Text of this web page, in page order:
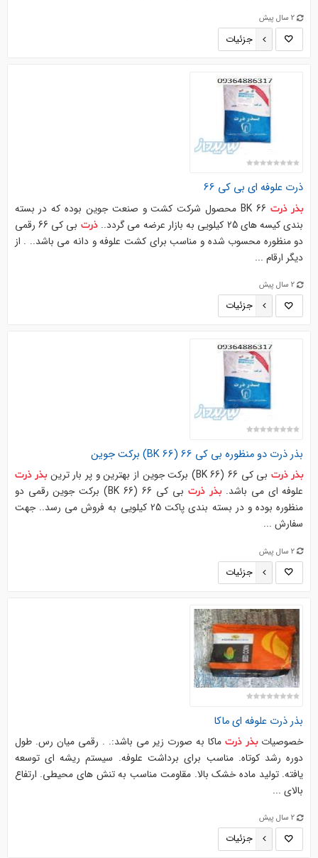
2 سال پیش
جزئیات
ذرت علوفه ای بی کی 66
بذر ذرت
BK 66 محصول شرکت کشت و صنعت جوین بوده که در بسته
بندی کیسه های 25 کیلویی به بازار عرضه می گردد..
ذرت
بی کی 66 رقمی
دو منظوره محسوب شده و مناسب برای کشت علوفه و دانه می باشد.. . از
دیگر ارقام ...
2 سال پیش
جزئیات
بذرذرت دو منظوره بی کی 66 (BK 66) برکت جوین
بذر ذرت بی کی 66 (BK 66) برکت جوین از بهترین و پر بار ترین بذر ذرت
علوفه ای می باشد.بذر ذرت
بی کی 66 (BK 66) برکت جوین رقمی دو
منظوره بوده و در بسته بندی پاکت 25 کیلویی به فروش می رسد.. جهت
سفارش ...
2 سال پیش
جزئیات
بذرذرت علوفه ای ماکا
خصوصیاتبذر ذرتماکا به صورت زیر می باشد:. . رقمی میان رس. طول
دوره رشد کوتاه. مناسب برای برداشت علوفه. سیستم ریشه ای توسعه
یافته. تولید ماده خشک بالا. مقاومت مناسب به تنش های محیطی. ارتفاع
بالای ...
2 سال پیش
جزئیات